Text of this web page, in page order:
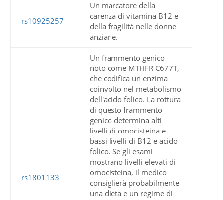
rs10925257
Un marcatore della
carenza di vitamina B12 e
della fragilità nelle donne
anziane.
rs1801133
Un frammento genico
noto come MTHFR C677T,
che codifica un enzima
coinvolto nel metabolismo
dell'acido folico. La rottura
di questo frammento
genico determina alti
livelli di omocisteina e
bassi livelli di B12 e acido
folico. Se gli esami
mostrano livelli elevati di
omocisteina, il medico
consiglierà probabilmente
una dieta e un regime di